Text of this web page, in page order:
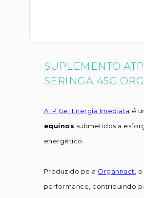
SUPLEMENTO
SERINGA 45G
ATP Gel Energia Imediata é
equinos submetidos a
energético.
Produzido pela Organnact ,
performance, contribuindo